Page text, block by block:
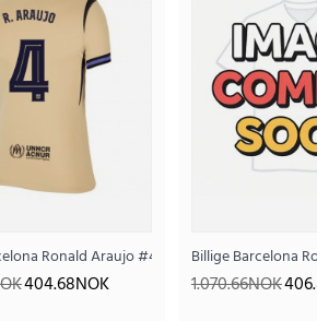
Ronald Araujo #4 Bortedrakt Dame
404.68NOK
Billige Barcelona
1.070.66NOK